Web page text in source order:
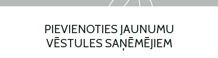
PIEVIENOTIES JAUNUMU
VĒSTULES SAŅĒMĒJIEM